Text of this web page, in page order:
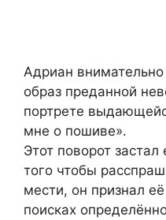
Адриан
образ преданной
портрете
мне о пошиве».
Этот поворот
того чтобы
мести, он признал
поисках